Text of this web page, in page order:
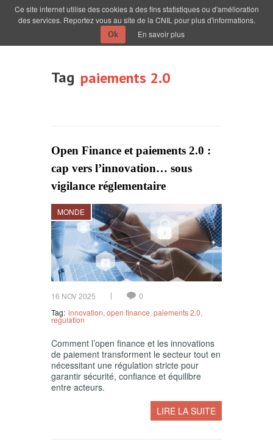
Tag paiements 2.0
Open Finance et paiements 2.0 :
cap vers l’innovation… sous
vigilance réglementaire
MONDE
16 NOV 2025
0
Tag: innovation open finance paiements 2.0
regulation
Comment l’open finance et les innovations
de paiement transforment le secteur tout en
nécessitant une régulation stricte pour
garantir sécurité, confiance et équilibre
entre acteurs.
LIRE LA SUITE
Ce site internet utilise des cookies à des fins statistiques ou d'amélioration
des services. Reportez vous au site de la CNIL pour plus d'informations.
Ok En savoir plus